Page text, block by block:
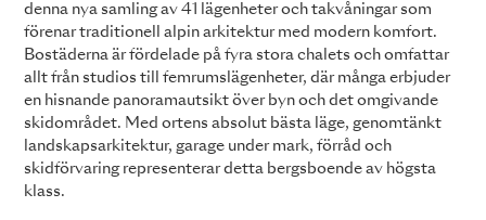
denna nya samling av 41 lägenheter och takvåningar som
förenar traditionell alpin arkitektur med modern komfort.
Bostäderna är fördelade på fyra stora chalets och omfattar
allt från studios till femrumslägenheter, där många erbjuder
en hisnande panoramautsikt över byn och det omgivande
skidområdet. Med ortens absolut bästa läge, genomtänkt
landskapsarkitektur, garage under mark, förråd och
skidförvaring representerar detta bergsboende av högsta
klass.